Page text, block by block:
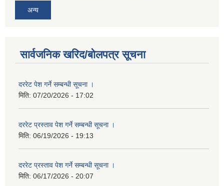
अन्य
सार्वजनिक खरिद/बोलपत्र सूचना
दररेट पेश गर्ने सम्बन्धी सूचना ।
मिति: 07/20/2026 - 17:02
दररेट प्रस्ताव पेश गर्ने सम्बन्धी सूचना ।
मिति: 06/19/2026 - 19:13
दररेट प्रस्ताव पेश गर्ने सम्बन्धी सूचना ।
मिति: 06/17/2026 - 20:07